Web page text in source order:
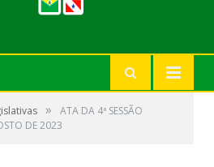
»
ATA DA 4ª SESSÃO
DE 2023